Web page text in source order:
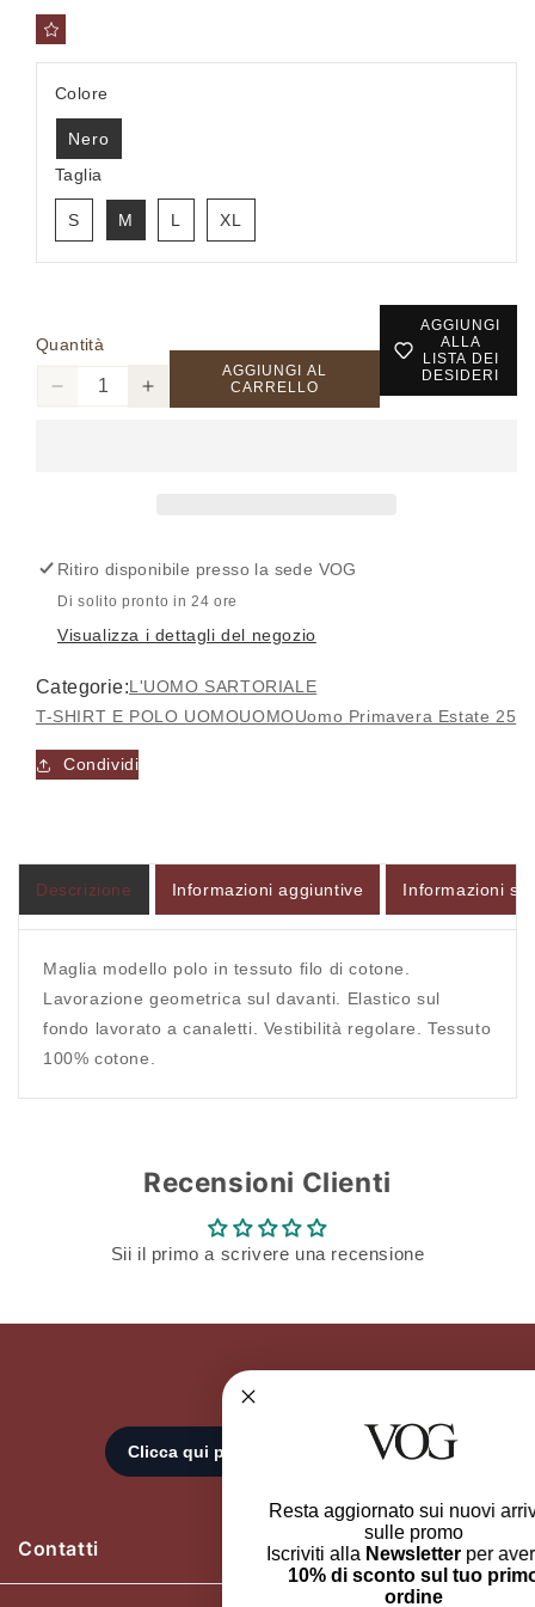
Colore
Nero
Taglia
S M L XL
Quantità
Diminuisci
L&#39;UOMO
SARTORIALE
Aumenta
L&#39;UOMO
SARTORIALE
AGGIUNGI AL
CARRELLO
AGGIUNGI
ALLA
LISTA DEI
DESIDERI
Ritiro disponibile presso la sede VOG
Di solito pronto in 24 ore
Visualizza i dettagli del negozio
Categorie:L'UOMO SARTORIALE
T-SHIRT E POLO UOMOUOMOUomo Primavera Estate 25
Condividi
Descrizione Informazioni aggiuntive Informazioni
Maglia modello polo in tessuto filo di cotone.
Lavorazione geometrica sul davanti. Elastico sul
fondo lavorato a canaletti. Vestibilità regolare. Tessuto
100% cotone.
Recensioni Clienti
Sii il primo a scrivere una recensione
Contatti
Accesso richiesto
Accedi al tuo account per aggiungere prodotti alla
Login
Resta aggiornato sui nuovi arrivi e
sulle promo
Iscriviti allaNewsletter per avere il
10% di sconto sul tuo primo
ordine